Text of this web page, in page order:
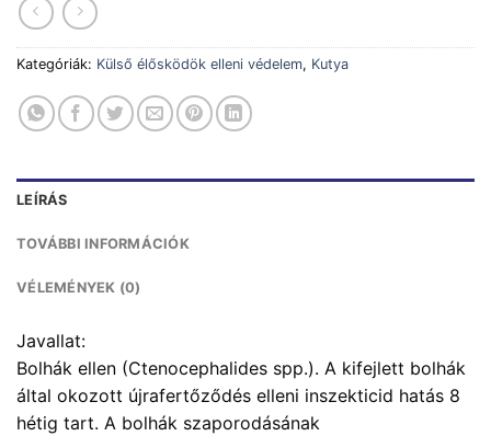
Kategóriák: Külső élősködök elleni védelem, Kutya
LEÍRÁS
TOVÁBBI INFORMÁCIÓK
VÉLEMÉNYEK (0)
Javallat:
Bolhák ellen (Ctenocephalides spp.). A kifejlett bolhák
által okozott újrafertőződés elleni inszekticid hatás 8
hétig tart. A bolhák szaporodásának